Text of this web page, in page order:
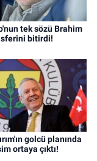
tek sözü Brahim
bitirdi!
golcü planında
ortaya çıktı!